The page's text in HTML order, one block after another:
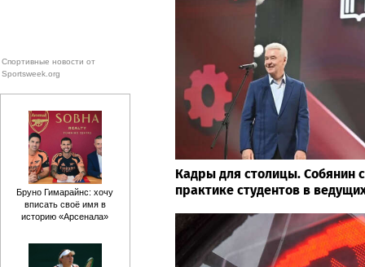
Кадры для столицы. Собянин
практике студентов в
Спортивные новости от
Sportsweek.org
Бруно Гимарайнс: хочу
вписать своё имя в
историю «Арсенала»